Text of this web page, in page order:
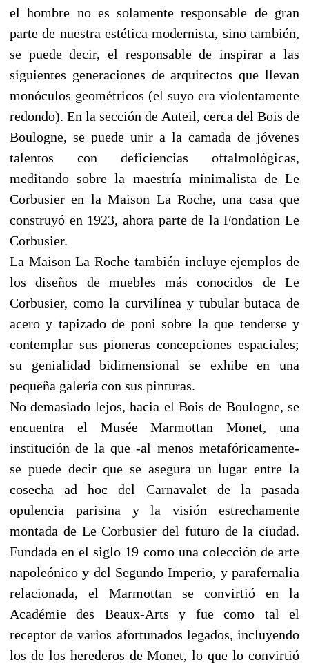
el hombre no es solamente responsable de gran
parte de nuestra estética modernista, sino también,
se puede decir, el responsable de inspirar a las
siguientes generaciones de arquitectos que llevan
monóculos geométricos (el suyo era violentamente
redondo). En la sección de Auteil, cerca del Bois de
Boulogne, se puede unir a la camada de jóvenes
talentos con deficiencias oftalmológicas,
meditando sobre la maestría minimalista de Le
Corbusier en la Maison La Roche, una casa que
construyó en 1923, ahora parte de la Fondation Le
Corbusier.
La Maison La Roche también incluye ejemplos de
los diseños de muebles más conocidos de Le
Corbusier, como la curvilínea y tubular butaca de
acero y tapizado de poni sobre la que tenderse y
contemplar sus pioneras concepciones espaciales;
su genialidad bidimensional se exhibe en una
pequeña galería con sus pinturas.
No demasiado lejos, hacia el Bois de Boulogne, se
encuentra el Musée Marmottan Monet, una
institución de la que -al menos metafóricamente-
se puede decir que se asegura un lugar entre la
cosecha ad hoc del Carnavalet de la pasada
opulencia parisina y la visión estrechamente
montada de Le Corbusier del futuro de la ciudad.
Fundada en el siglo 19 como una colección de arte
napoleónico y del Segundo Imperio, y parafernalia
relacionada, el Marmottan se convirtió en la
Académie des Beaux-Arts y fue como tal el
receptor de varios afortunados legados, incluyendo
los de los herederos de Monet, lo que lo convirtió